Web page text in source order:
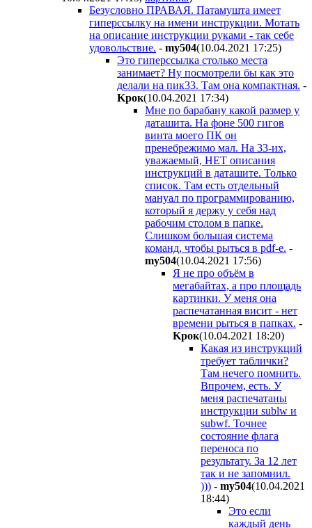
Безусловно ПРАВАЯ. Патамушта имеет
гиперссылку на имени инструкции. Мотать
на описание инструкции руками - так себе
удовольствие. - my504(10.04.2021 17:25)
Это гиперссылка столько места
занимает? Ну посмотрели бы как это
делали на пик33. Там она компактная. -
Kpoк(10.04.2021 17:34)
Мне по барабану какой размер у
даташита. На фоне 500 гигов
винта моего ПК он
пренебрежимо мал. На 33-их,
уважаемый, НЕТ описания
инструкций в даташите. Только
список. Там есть отдельный
мануал по программированию,
который я держу у себя над
рабочим столом в папке.
Слишком большая система
команд, чтобы рыться в pdf-е. -
my504(10.04.2021 17:56)
Я не про объём в
мегабайтах, а про площадь
картинки. У меня она
распечатанная висит - нет
времени рыться в папках. -
Kpoк(10.04.2021 18:20)
Какая из инструкций
требует таблички?
Там нечего помнить.
Впрочем, есть. У
меня распечатаны
инструкции sublw и
subwf. Точнее
состояние флага
переноса по
результату. За 12 лет
так и не запомнил.
))) - my504(10.04.2021
18:44)
Это если
каждый день